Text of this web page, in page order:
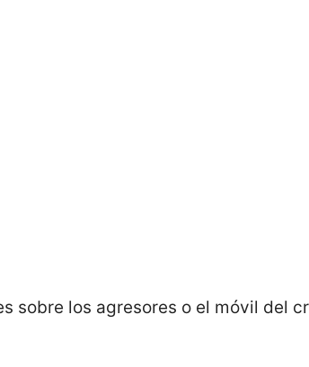
sobre los agresores o el móvil del